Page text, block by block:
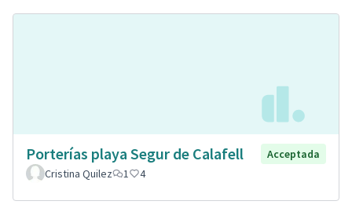
Porterías playa Segur de Calafell
Acceptada
Cristina Quilez
1 4